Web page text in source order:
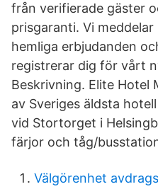
från verifierade gäster
prisgaranti. Vi
hemliga erbjudanden
registrerar dig för vårt
Beskrivning. Elite Hotel
av Sveriges äldsta
vid Stortorget i
färjor och tåg/
Välgörenhet